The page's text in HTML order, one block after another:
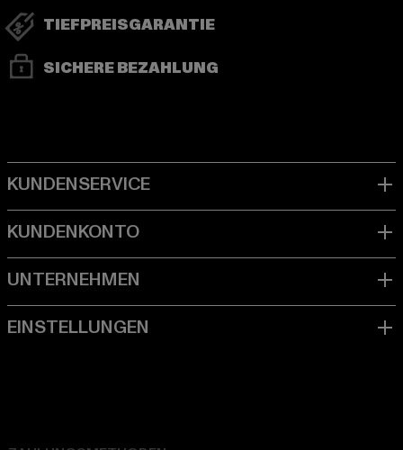
TIEFPREISGARANTIE
SICHERE BEZAHLUNG